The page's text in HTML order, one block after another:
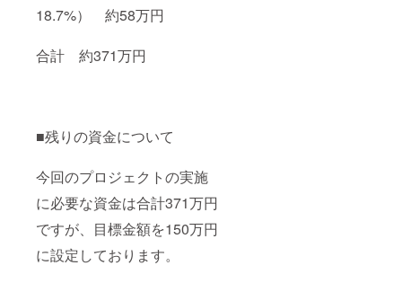
18.7%） 約58万円
合計 約371万円
■残りの資金について
今回のプロジェクトの実施
に必要な資金は合計371万円
ですが、目標金額を150万円
に設定しております。